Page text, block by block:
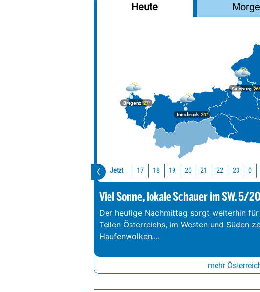
Heute
Bregenz27°
Innsbruck24°
Salzburg26°
Jetzt 17 18 19 20 21 22 23 0
Viel Sonne, lokale Schauer im SW. 5/
Der heutige Nachmittag sorgt weiterhin
Teilen Österreichs, im Westen und Süden
Haufenwolken....
mehr